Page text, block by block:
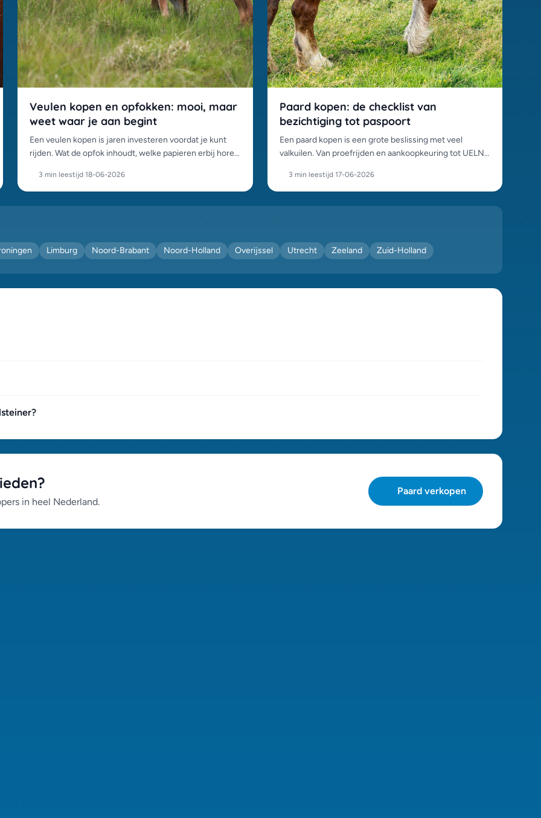
Veulen kopen en opfokken: mooi, maar
weet waar je aan begint
Een veulen kopen is jaren investeren voordat je kunt
rijden. Wat de opfok inhoudt, welke papieren erbij horen
paard.
3 min leestijd·18-06-2026
Paard kopen: de checklist van
bezichtiging tot paspoort
Een paard kopen is een grote beslissing met veel
valkuilen. Van proefrijden en aankoopkeuring tot UELN-
stappenplan.
3 min leestijd·17-06-2026
Limburg Noord-Brabant Noord-Holland Overijssel Utrecht Zeeland Zuid-Holland
in heel Nederland.
Paard verkopen